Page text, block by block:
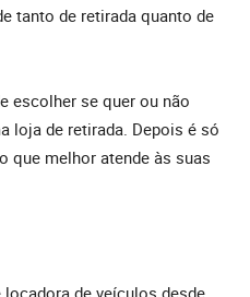
tanto de retirada quanto de
escolher se quer ou não
loja de retirada. Depois é só
que melhor atende às suas
de veículos desde